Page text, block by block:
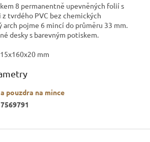
8 permanentně upevněných folií s
tvrdého PVC bez chemických
arch pojme 6 mincí do průměru 33 mm.
desky s barevným potiskem.
mm
pouzdra na mince